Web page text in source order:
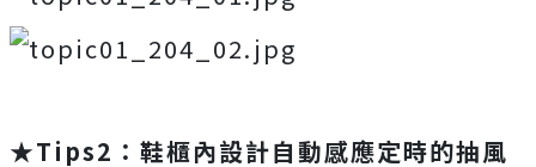
★Tips2：鞋櫃內設計自動感應定時的抽風